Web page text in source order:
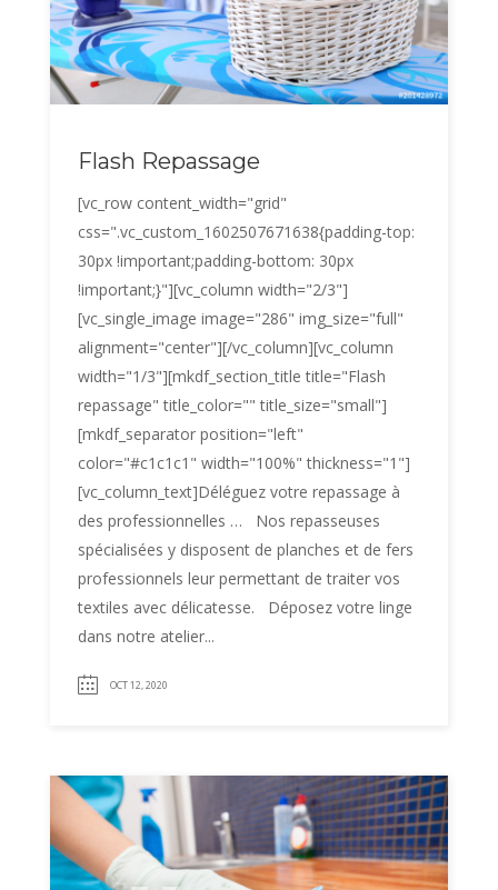
Flash Repassage
[vc_row content_width="grid"
css=".vc_custom_1602507671638{padding-top:
30px !important;padding-bottom: 30px
!important;}"][vc_column width="2/3"]
[vc_single_image image="286" img_size="full"
alignment="center"][/vc_column][vc_column
width="1/3"][mkdf_section_title title="Flash
repassage" title_color="" title_size="small"]
[mkdf_separator position="left"
color="#c1c1c1" width="100%" thickness="1"]
[vc_column_text]Déléguez votre repassage à
des professionnelles … Nos repasseuses
spécialisées y disposent de planches et de fers
professionnels leur permettant de traiter vos
textiles avec délicatesse. Déposez votre linge
dans notre atelier...
OCT 12, 2020